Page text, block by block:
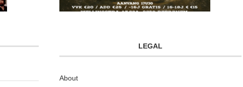
LEGAL
About